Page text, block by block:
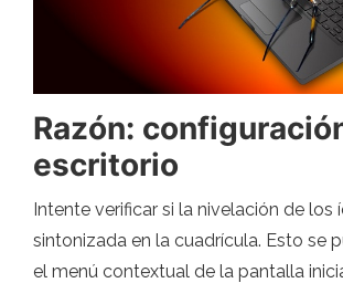
Razón:
escritorio
Intente verificar si la nivelación de los
sintonizada en la cuadrícula. Esto se
el menú contextual de la pantalla